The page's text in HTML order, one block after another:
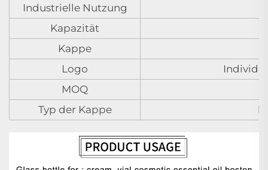
Industrielle Nutzung
Kapazität
Kappe
Logo
MOQ
Typ der Kappe